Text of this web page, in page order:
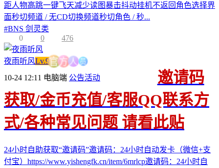
距人物高跳一键飞天减少读图暴击抖动挂机不返回角色选择界
面秒切频道 / 无CD切换频道秒切角色 / 秒...
#BNS 剑灵类
0
0 476
夜雨听风Lv.9官 方人员
10-24 12:11 电脑端 公告活动
邀请码
获取/金币充值/客服QQ联系方
式/各种常见问题 请看此贴
24小时自助获取“邀请码”邀请码：24小时自动发卡（微信+支
付宝）https://www.yishengfk.cn/item/6mrlcp邀请码：24小时自